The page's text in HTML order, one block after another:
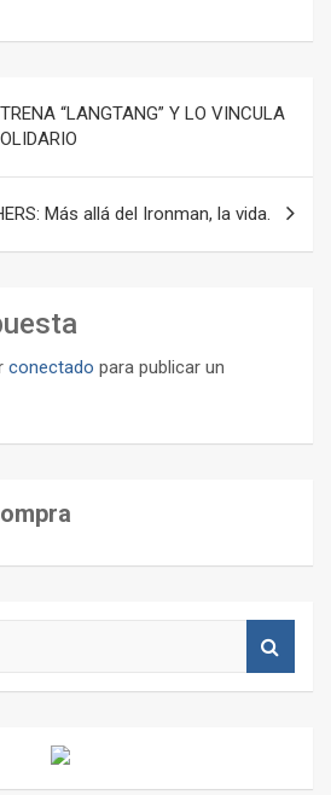
“LANGTANG” Y LO VINCULA
Más allá del Ironman, la vida.
conectado para publicar un